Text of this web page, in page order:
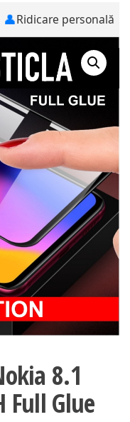
👤Ridicare personală
8.1
Full Glue